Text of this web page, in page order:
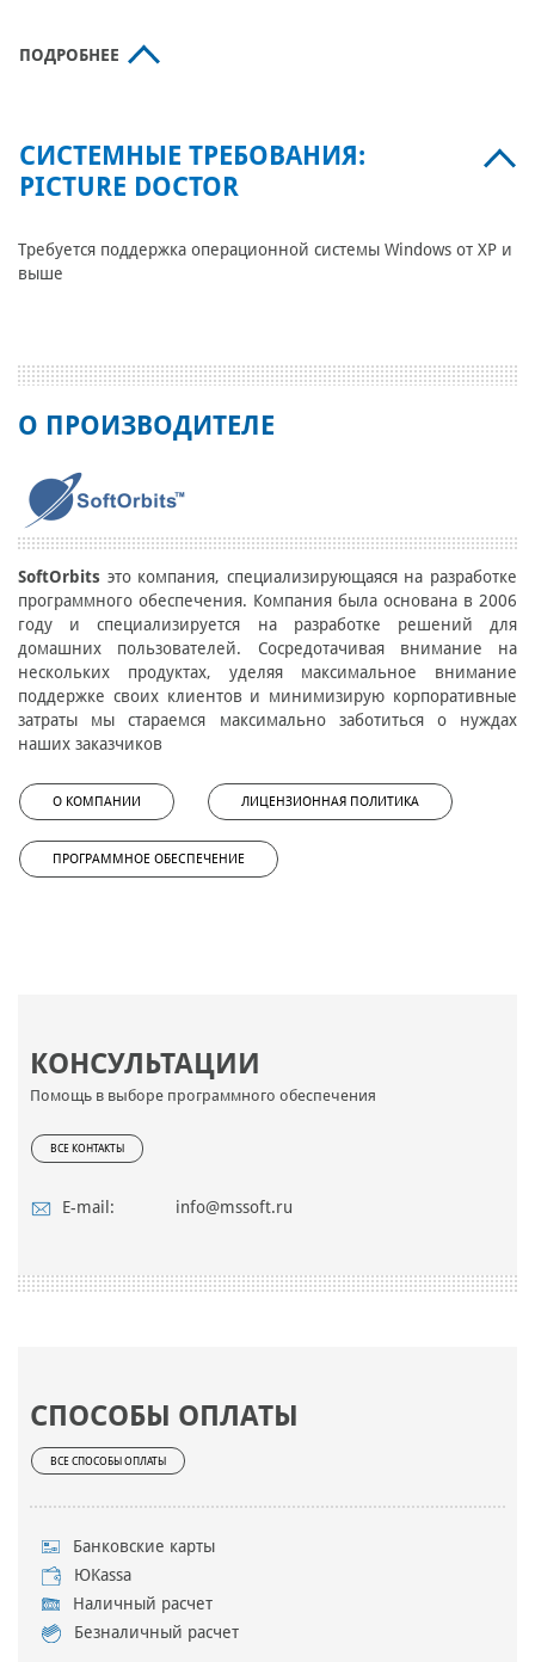
КОНСУЛЬТАЦИИ
Помощь в выборе программного обеспечения
ВСЕ КОНТАКТЫ
E-mail: info@mssoft.ru
СПОСОБЫ ОПЛАТЫ
ВСЕ СПОСОБЫ ОПЛАТЫ
Банковские карты
ЮKassa
Наличный расчет
Безналичный расчет
ПОДРОБНЕЕ
СИСТЕМНЫЕ ТРЕБОВАНИЯ:
PICTURE DOCTOR
Требуется поддержка операционной системы Windows от XP и
выше
О ПРОИЗВОДИТЕЛЕ
SoftOrbits это компания, специализирующаяся на разработке
программного обеспечения. Компания была основана в 2006
году и специализируется на разработке решений для
домашних пользователей. Сосредотачивая внимание на
нескольких продуктах, уделяя максимальное внимание
поддержке своих клиентов и минимизирую корпоративные
затраты мы стараемся максимально заботиться о нуждах
наших заказчиков
О КОМПАНИИ ЛИЦЕНЗИОННАЯ ПОЛИТИКА
ПРОГРАММНОЕ ОБЕСПЕЧЕНИЕ